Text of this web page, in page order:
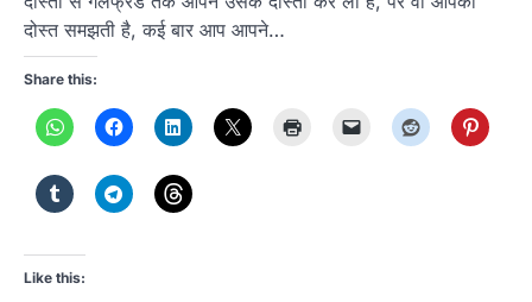
दोस्त समझती है, कई बार आप आपने…
Share this:
Like this: